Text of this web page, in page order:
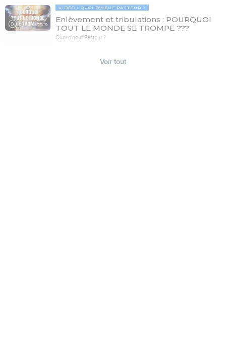
78:19
VIDÉO QUOI D'NEUF PASTEUR ?
Enlèvement et tribulations : POURQUOI
TOUT LE MONDE SE TROMPE ???
Quoi d'neuf Pasteur ?
Voir tout